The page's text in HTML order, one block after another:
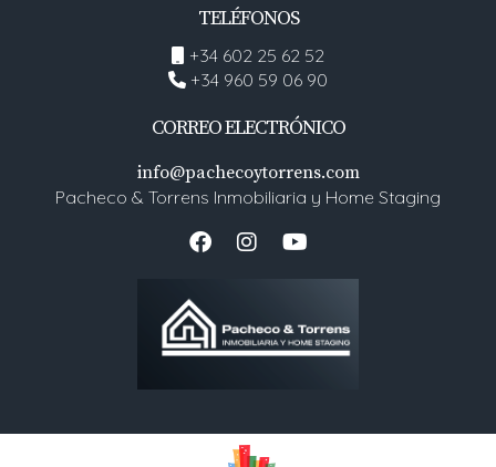
TELÉFONOS
+34 602 25 62 52
+34 960 59 06 90
CORREO ELECTRÓNICO
info@pachecoytorrens.com
Pacheco & Torrens Inmobiliaria y Home Staging